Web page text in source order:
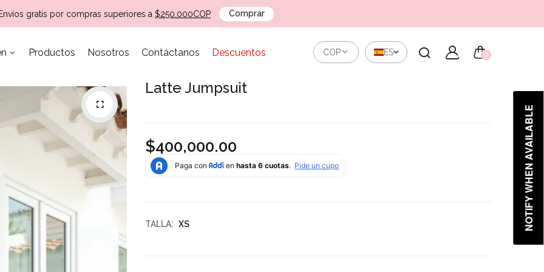
gratis por compras superiores a $250.000COP Comprar
CASITA E'
MAR
SWIM WORLD
Productos Nosotros Contáctanos Descuentos COP ES 0
Latte Jumpsuit
$400,000.00
TALLA: XS
Buscar nuestro sitio
NOTIFY WHEN AVAILABLE